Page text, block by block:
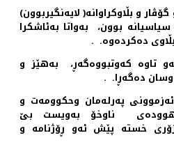
و بڵاوكراوانه‌( لایه‌نگیربوون)
سیاسیانه‌ بوون، به‌واتا به‌ئاشكرا
ده‌كرده‌‌وه‌. .
تاوه‌ كه‌وتبووه‌گه‌ڕ، به‌هێز و
ده‌گه‌ڕا. .
په‌رله‌مان وحكوومه‌ت و
ناوخۆ به‌ویست بێ
خسته ‌پێش ئه‌و ڕۆژنامه‌ و